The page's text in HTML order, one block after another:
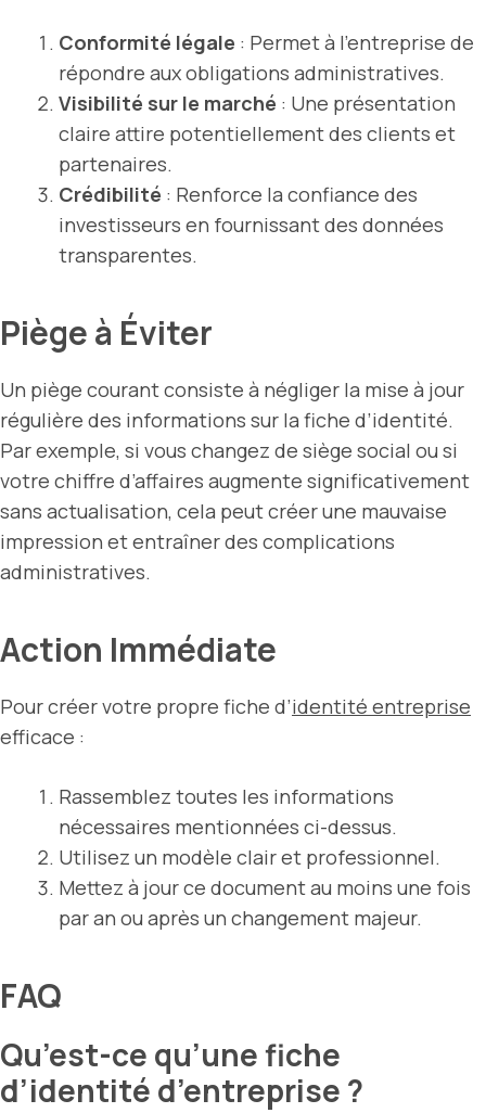
Conformité légale : Permet à l’entreprise de
répondre aux obligations administratives.
Visibilité sur le marché : Une présentation
claire attire potentiellement des clients et
partenaires.
Crédibilité : Renforce la confiance des
investisseurs en fournissant des données
transparentes.
Piège à Éviter
Un piège courant consiste à négliger la mise à jour
régulière des informations sur la fiche d’identité.
Par exemple, si vous changez de siège social ou si
votre chiffre d’affaires augmente significativement
sans actualisation, cela peut créer une mauvaise
impression et entraîner des complications
administratives.
Action Immédiate
Pour créer votre propre fiche d’identité entreprise
efficace :
Rassemblez toutes les informations
nécessaires mentionnées ci-dessus.
Utilisez un modèle clair et professionnel.
Mettez à jour ce document au moins une fois
par an ou après un changement majeur.
FAQ
Qu’est-ce qu’une fiche
d’identité d’entreprise ?